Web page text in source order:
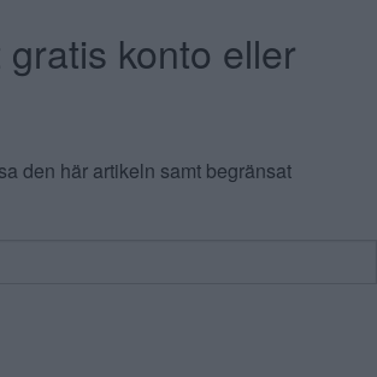
konto eller
den här artikeln samt begränsat